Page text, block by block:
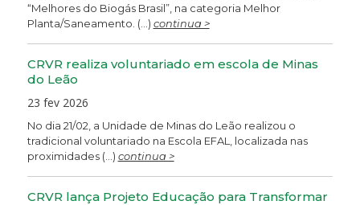
“Melhores do Biogás Brasil”, na categoria Melhor
Planta/Saneamento. (...) continua >
CRVR realiza voluntariado em escola de Minas
do Leão
23 fev 2026
No dia 21/02, a Unidade de Minas do Leão realizou o
tradicional voluntariado na Escola EFAL, localizada nas
proximidades (...) continua >
CRVR lança Projeto Educação para Transformar